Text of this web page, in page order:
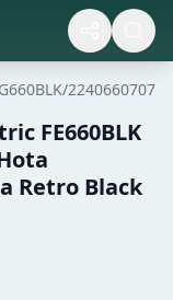
2240660707
FE660BLK
Retro Black